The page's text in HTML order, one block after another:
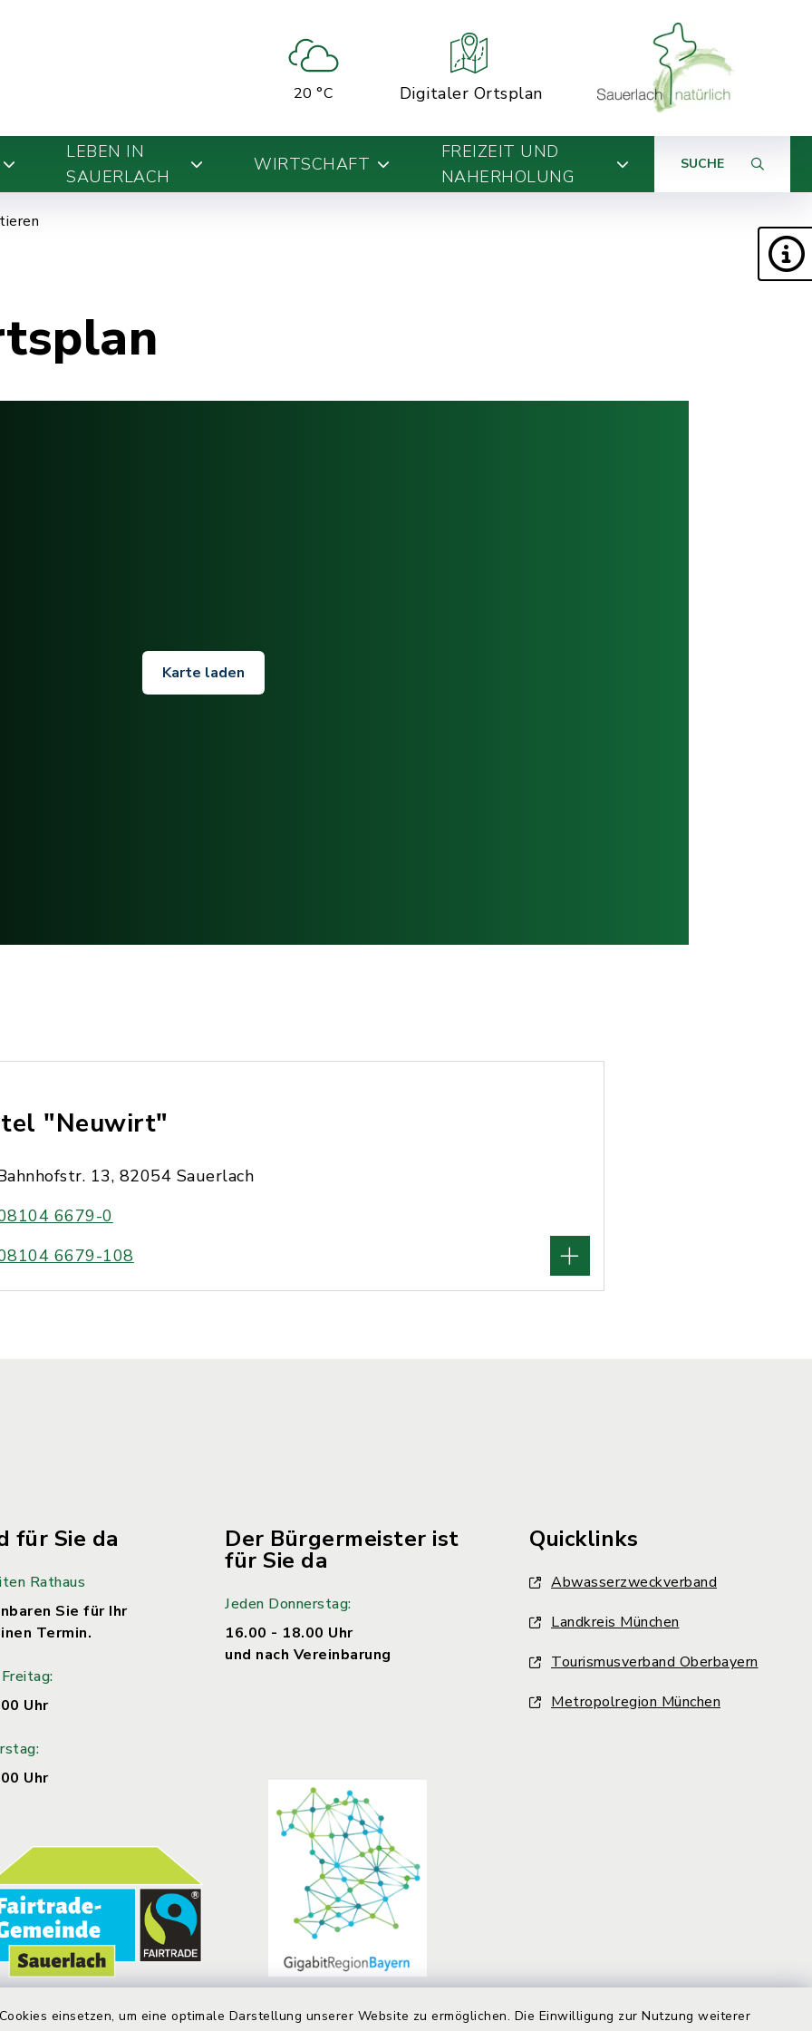
einsetzen, um eine optimale Darstellung unserer Website zu ermöglichen. Die Einwilligung zur Nutzung weiterer
20 °C Digitaler Ortsplan
LEBEN IN
SAUERLACH
WIRTSCHAFT
FREIZEIT UND
NAHERHOLUNG
SUCHE
Karte laden
"Neuwirt"
13, 82054 Sauerlach
6679-0
6679-108
für Sie da
Rathaus
Sie für Ihr
Termin.
Uhr
Uhr
Der Bürgermeister ist
für Sie da
Jeden Donnerstag:
16.00 - 18.00 Uhr
und nach Vereinbarung
Quicklinks
Abwasserzweckverband
Landkreis München
Tourismusverband Oberbayern
Metropolregion München